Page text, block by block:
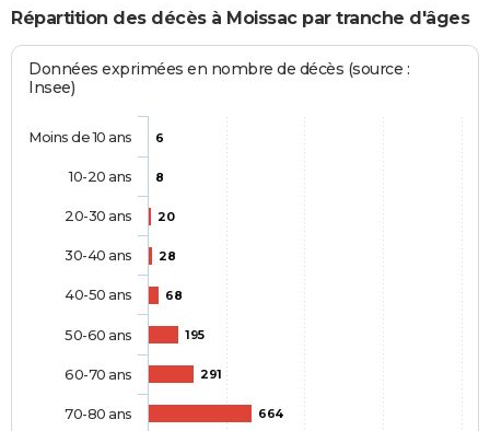
Répartition des décès à Moissac par tranche d'âges
Données exprimées en nombre de décès (source :
Insee)
6
8
20
28
68
195
291
664
Moins de 10 ans
10-20 ans
20-30 ans
30-40 ans
40-50 ans
50-60 ans
60-70 ans
70-80 ans